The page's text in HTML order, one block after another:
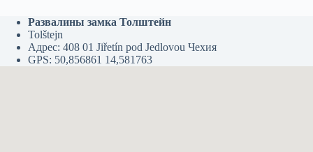
Развалины замка Толштейн
Tolštejn
Адрес: 408 01 Jiřetín pod Jedlovou Чехия
GPS: 50,856861 14,581763